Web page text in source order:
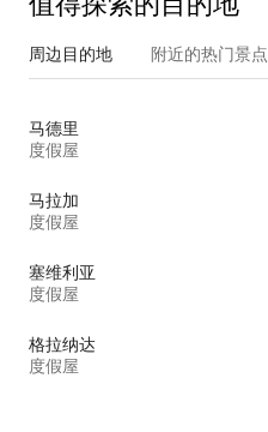
周边目的地 附近的热门景点
马德里
度假屋
马拉加
度假屋
塞维利亚
度假屋
格拉纳达
度假屋